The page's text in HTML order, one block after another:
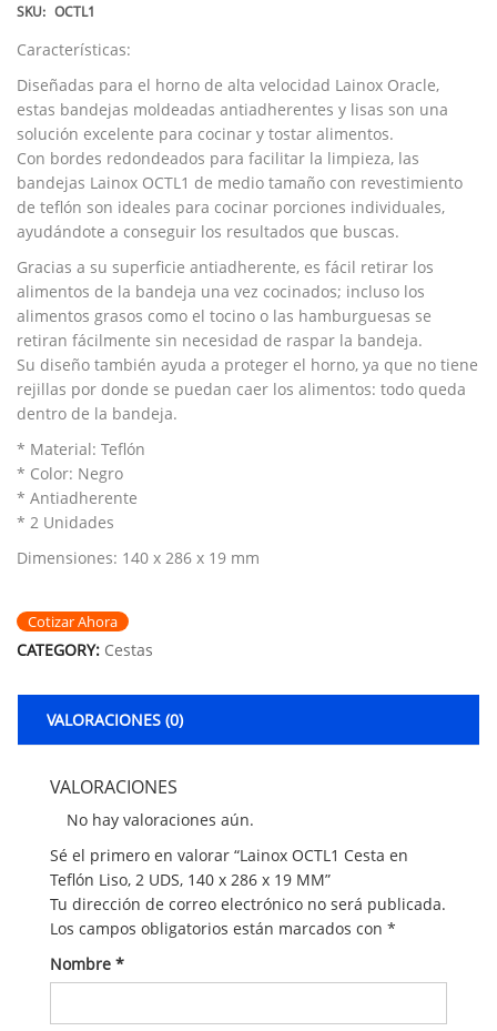
SKU: OCTL1
Características:
Diseñadas para el horno de alta velocidad Lainox Oracle,
estas bandejas moldeadas antiadherentes y lisas son una
solución excelente para cocinar y tostar alimentos.
Con bordes redondeados para facilitar la limpieza, las
bandejas Lainox OCTL1 de medio tamaño con revestimiento
de teflón son ideales para cocinar porciones individuales,
ayudándote a conseguir los resultados que buscas.
Gracias a su superficie antiadherente, es fácil retirar los
alimentos de la bandeja una vez cocinados; incluso los
alimentos grasos como el tocino o las hamburguesas se
retiran fácilmente sin necesidad de raspar la bandeja.
Su diseño también ayuda a proteger el horno, ya que no tiene
rejillas por donde se puedan caer los alimentos: todo queda
dentro de la bandeja.
* Material: Teflón
* Color: Negro
* Antiadherente
* 2 Unidades
Dimensiones: 140 x 286 x 19 mm
Cotizar Ahora
CATEGORY: Cestas
VALORACIONES (0)
VALORACIONES
No hay valoraciones aún.
Sé el primero en valorar “Lainox OCTL1 Cesta en
Teflón Liso, 2 UDS, 140 x 286 x 19 MM”
Tu dirección de correo electrónico no será publicada.
Los campos obligatorios están marcados con *
Nombre *